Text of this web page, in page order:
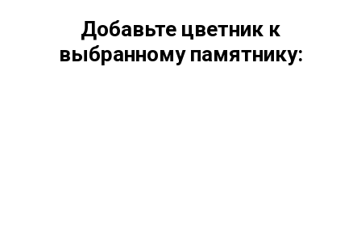
Добавьте цветник к
выбранному памятнику: